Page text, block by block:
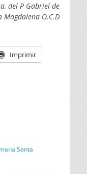
del P Gabriel de
Magdalena O.C.D
Imprimir
Santa